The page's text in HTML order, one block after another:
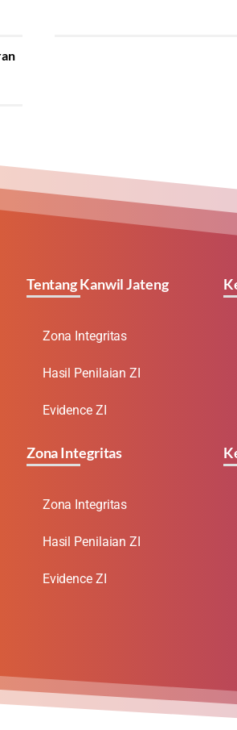
Tentang Kanwil Jateng
Zona Integritas
Hasil Penilaian ZI
Evidence ZI
Zona Integritas
Zona Integritas
Hasil Penilaian ZI
Evidence ZI